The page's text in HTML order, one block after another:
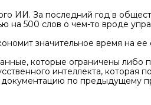
ИИ. За последний год в
на 500 слов о чем-то вроде
значительное время на
которые ограничены либо
интеллекта, которая
по предыдущему